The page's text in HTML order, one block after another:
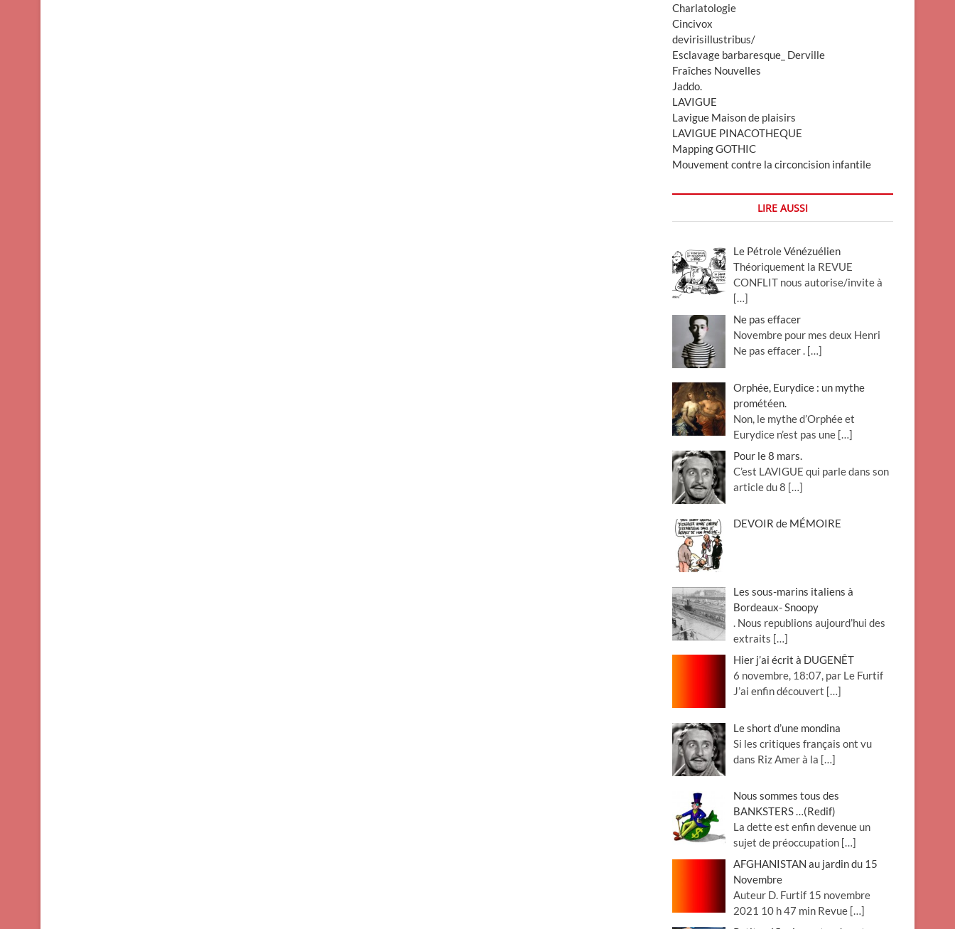
Charlatologie
Cincivox
devirisillustribus/
Esclavage barbaresque_ Derville
Fraîches Nouvelles
Jaddo.
LAVIGUE
Lavigue Maison de plaisirs
LAVIGUE PINACOTHEQUE
Mapping GOTHIC
Mouvement contre la circoncision infantile
LIRE AUSSI
Le Pétrole Vénézuélien
Théoriquement la REVUE
CONFLIT nous autorise/invite à
[…]
Ne pas effacer
Novembre pour mes deux Henri
Ne pas effacer . […]
Orphée, Eurydice : un mythe
prométéen.
Non, le mythe d’Orphée et
Eurydice n’est pas une […]
Pour le 8 mars.
C’est LAVIGUE qui parle dans son
article du 8 […]
DEVOIR de MÉMOIRE
Les sous-marins italiens à
Bordeaux- Snoopy
. Nous republions aujourd’hui des
extraits […]
Hier j’ai écrit à DUGENÊT
6 novembre, 18:07, par Le Furtif
J’ai enfin découvert […]
Le short d’une mondina
Si les critiques français ont vu
dans Riz Amer à la […]
Nous sommes tous des
BANKSTERS …(Redif)
La dette est enfin devenue un
sujet de préoccupation […]
AFGHANISTAN au jardin du 15
Novembre
Auteur D. Furtif 15 novembre
2021 10 h 47 min Revue […]